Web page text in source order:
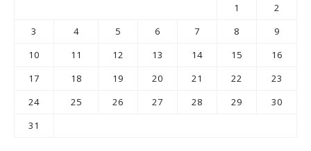
1
2
3
4 5 6 7 8
9
10
11 12 13 14 15
16
17
18 19 20 21 22
23
24
25 26 27 28 29
30
31